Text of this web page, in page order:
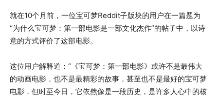
就在10个月前，一位宝可梦Reddit子版块的用户在一篇题为
“为什么宝可梦：第一部电影是一部文化杰作”的帖子中，以诗
意的方式评价了这部电影。
这位用户解释道：“《宝可梦：第一部电影》或许不是最伟大
的动画电影，也不是最精彩的故事，甚至也不是最好的宝可梦
电影，但时至今日，它依然像是一段历史，是许多人心中的核